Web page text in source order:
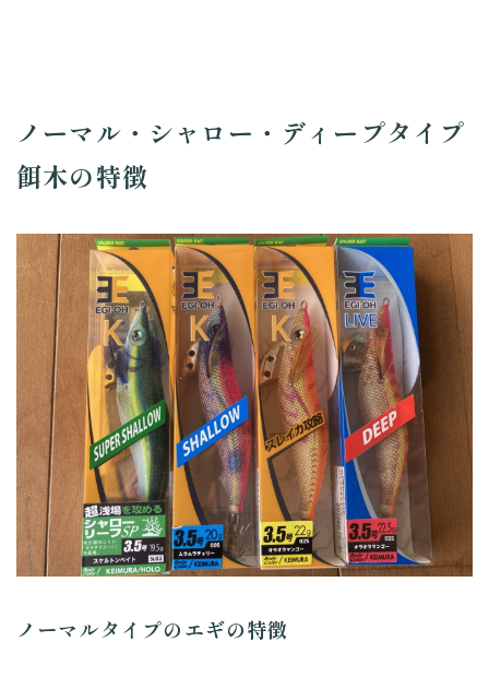
ノーマル・シャロー・ディープタイプ
餌木の特徴
ノーマルタイプのエギの特徴